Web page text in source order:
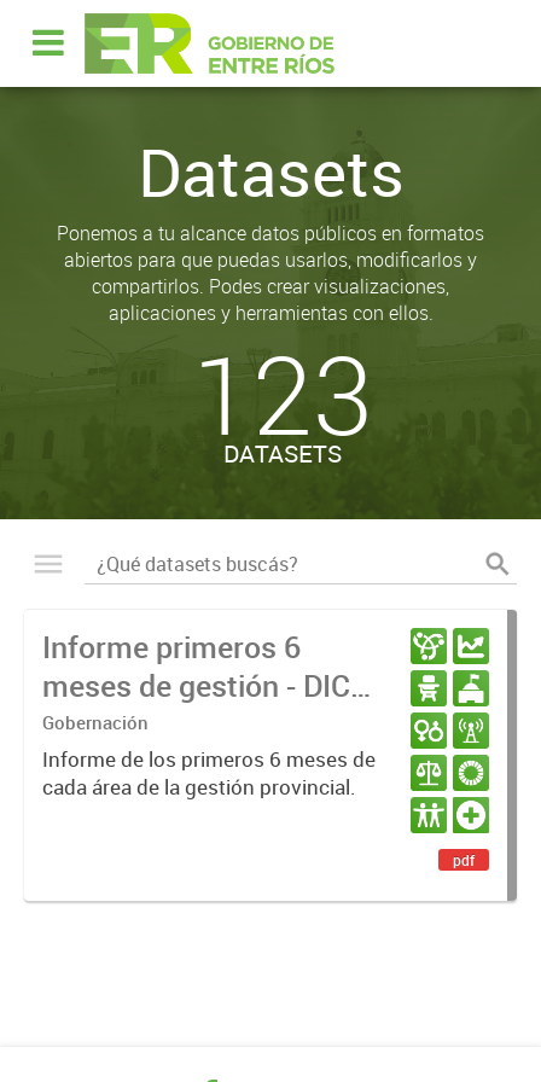
Datasets
Ponemos a tu alcance datos públicos en formatos
abiertos para que puedas usarlos, modificarlos y
compartirlos. Podes crear visualizaciones,
aplicaciones y herramientas con ellos.
123
DATASETS
Informe primeros 6
meses de gestión - DIC
23 / JUN 24
Gobernación
Informe de los primeros 6 meses de
cada área de la gestión provincial.
pdf